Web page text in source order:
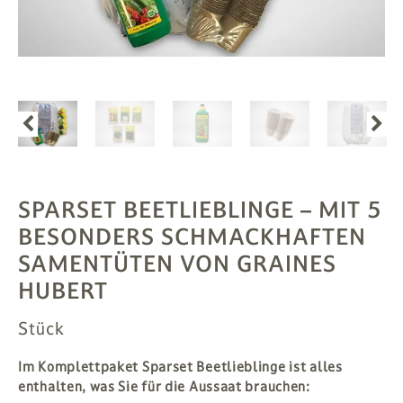
SUCHE
ANMELDEN
SPARSET BEETLIEBLINGE – MIT 5
BESONDERS SCHMACKHAFTEN
SAMENTÜTEN VON GRAINES
HUBERT
Stück
Im Komplettpaket Sparset Beetlieblinge ist alles
enthalten, was Sie für die Aussaat brauchen: